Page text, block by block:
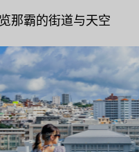
那霸的街道与天空